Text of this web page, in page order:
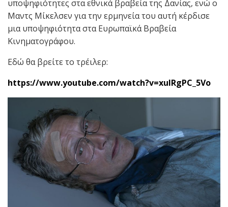
υποψηφιότητες στα εθνικά βραβεία της Δανίας, ενώ ο
Μαντς Μίκελσεν για την ερμηνεία του αυτή κέρδισε
μια υποψηφιότητα στα Ευρωπαϊκά Βραβεία
Κινηματογράφου.
Εδώ θα βρείτε το τρέιλερ:
https://www.youtube.com/watch?v=xuIRgPC_5Vo